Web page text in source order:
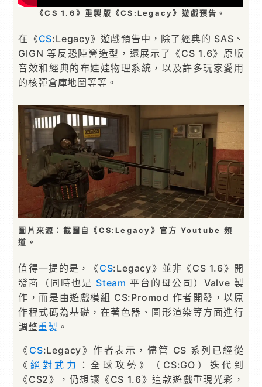
《CS 1.6》重製版《CS:Legacy》遊戲預告。
在《CS:Legacy》遊戲預告中，除了經典的 SAS、
GIGN 等反恐陣營造型，還展示了《CS 1.6》原版
音效和經典的布娃娃物理系統，以及許多玩家愛用
的核彈倉庫地圖等等。
圖片來源：截圖自《CS:Legacy》官方 Youtube 頻
道。
值得一提的是，《CS:Legacy》並非《CS 1.6》開
發商（同時也是 Steam 平台的母公司）Valve 製
作，而是由遊戲模組 CS:Promod 作者開發，以原
作程式碼為基礎，在著色器、圖形渲染等方面進行
調整重製 。
《 CS:Legacy》作者表示，儘管 CS 系列已經從
《絕對武力
：全球攻勢》（CS:GO）迭代到
《CS2》，仍想讓《CS 1.6》這款遊戲重現光彩，